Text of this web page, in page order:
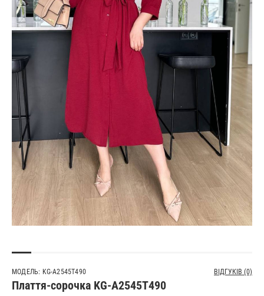
МОДЕЛЬ: KG-A2545T490 ВІДГУКІВ (0)
Плаття-сорочка KG-A2545T490